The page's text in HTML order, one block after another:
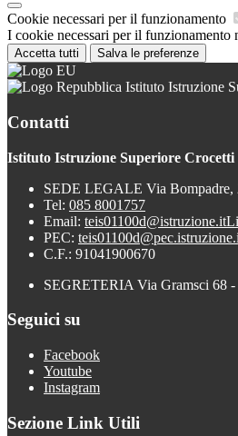
Cookie necessari per il funzionamento
I cookie necessari per il funzionamento
Accetta tutti Salva le preferenze
Istituto Istruzione
Contatti
Istituto Istruzione Superiore
SEDE LEGALE Via Bompadre,
Tel: 085 8001757
Email: teis01100d@istruzione.it
PEC:
C.F.: 91041900670
SEGRETERIA Via Gramsci 68
Seguici su
Facebook
Youtube
Instagram
Sezione Link Utili